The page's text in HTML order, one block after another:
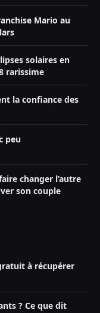
Mario au
solaires en
rarissime
la confiance des
peu
changer l’autre
son couple
à récupérer
? Ce que dit